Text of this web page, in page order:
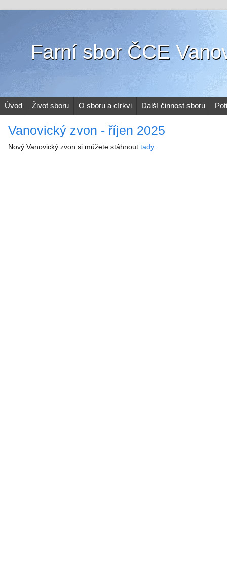
Farní sbor ČCE
Úvod Život sboru O sboru a církvi Další činnost sboru
Vanovický zvon - říjen 2025
Nový Vanovický zvon si můžete stáhnout tady.